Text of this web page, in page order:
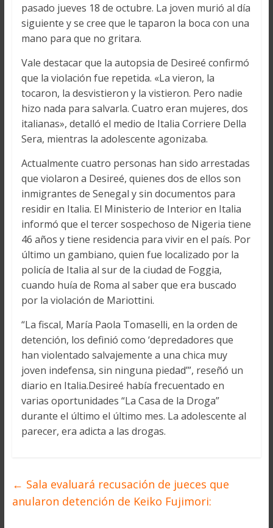
pasado jueves 18 de octubre. La joven murió al día
siguiente y se cree que le taparon la boca con una
mano para que no gritara.
Vale destacar que la autopsia de Desireé confirmó
que la violación fue repetida. «La vieron, la
tocaron, la desvistieron y la vistieron. Pero nadie
hizo nada para salvarla. Cuatro eran mujeres, dos
italianas», detalló el medio de Italia Corriere Della
Sera, mientras la adolescente agonizaba.
Actualmente cuatro personas han sido arrestadas
que violaron a Desireé, quienes dos de ellos son
inmigrantes de Senegal y sin documentos para
residir en Italia. El Ministerio de Interior en Italia
informó que el tercer sospechoso de Nigeria tiene
46 años y tiene residencia para vivir en el país. Por
último un gambiano, quien fue localizado por la
policía de Italia al sur de la ciudad de Foggia,
cuando huía de Roma al saber que era buscado
por la violación de Mariottini.
“La fiscal, María Paola Tomaselli, en la orden de
detención, los definió como ‘depredadores que
han violentado salvajemente a una chica muy
joven indefensa, sin ninguna piedad’”, reseñó un
diario en Italia.Desireé había frecuentado en
varias oportunidades “La Casa de la Droga”
durante el último el último mes. La adolescente al
parecer, era adicta a las drogas.
← Sala evaluará recusación de jueces que
anularon detención de Keiko Fujimori: